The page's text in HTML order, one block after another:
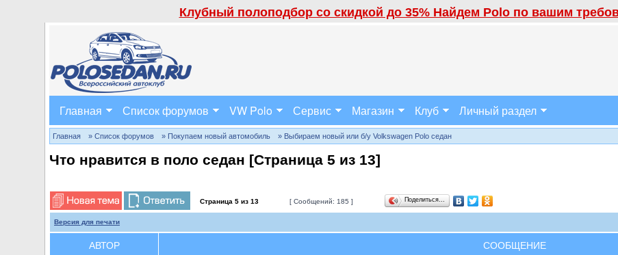
Клубный полоподбор со скидкой до 35% Найдем Polo по вашим
Главная Список форумов VW Polo Сервис Магазин Клуб Личный раздел
Главная » Список форумов » Покупаем новый автомобиль » Выбираем новый или б/у Volkswagen Polo седан
Что нравится в поло седан [Страница 5 из 13]
Страница 5 из 13 [ Сообщений: 185 ] Поделиться…
Версия для печати
АВТОР СООБЩЕНИЕ